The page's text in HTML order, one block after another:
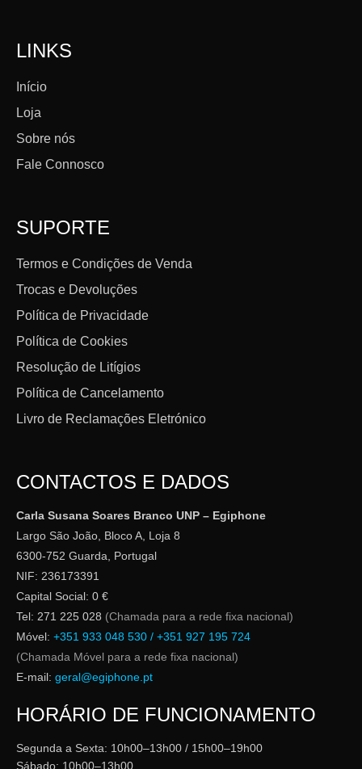
LINKS
Início
Loja
Sobre nós
Fale Connosco
SUPORTE
Termos e Condições de Venda
Trocas e Devoluções
Política de Privacidade
Política de Cookies
Resolução de Litígios
Política de Cancelamento
Livro de Reclamações Eletrónico
CONTACTOS E DADOS
Carla Susana Soares Branco UNP – Egiphone
Largo São João, Bloco A, Loja 8
6300-752 Guarda, Portugal
NIF: 236173391
Capital Social: 0 €
Tel: 271 225 028 (Chamada para a rede fixa nacional)
Móvel: +351 933 048 530 / +351 927 195 724
(Chamada Móvel para a rede fixa nacional)
E-mail: geral@egiphone.pt
HORÁRIO DE FUNCIONAMENTO
Segunda a Sexta: 10h00–13h00 / 15h00–19h00
Sábado: 10h00–13h00